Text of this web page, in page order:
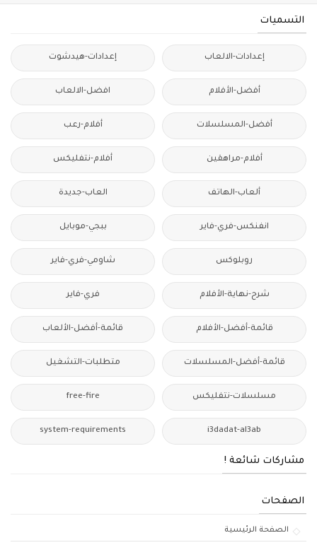
التسميات
إعدادات-الالعاب إعدادات-هيدشوت
أفضل-الأفلام افضل-الالعاب
أفضل-المسلسلات أفلام-رعب
أفلام-مراهقين أفلام-نتفليكس
ألعاب-الهاتف العاب-جديدة
انفنكس-فري-فاير ببجي-موبايل
روبلوكس شاومي-فري-فاير
شرح-نهاية-الأفلام فري-فاير
قائمة-أفضل-الأفلام قائمة-أفضل-الألعاب
قائمة-أفضل-المسلسلات متطلبات-التشغيل
مسلسلات-نتفليكس free-fire
i3dadat-al3ab
system-requirements
مشاركات شائعة !
الصفحات
الصفحة الرئيسية